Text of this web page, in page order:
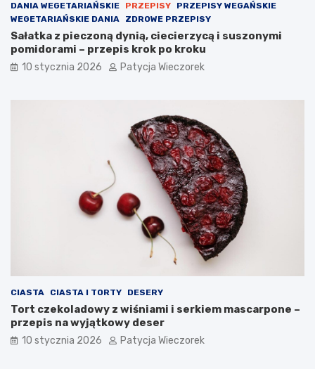
DANIA WEGETARIAŃSKIE PRZEPISY
PRZEPISY WEGAŃSKIE
WEGETARIAŃSKIE DANIA
ZDROWE PRZEPISY
Sałatka z pieczoną dynią, ciecierzycą i suszonymi
pomidorami – przepis krok po kroku
10 stycznia 2026 Patycja Wieczorek
CIASTA CIASTA I TORTY DESERY
Tort czekoladowy z wiśniami i serkiem mascarpone –
przepis na wyjątkowy deser
10 stycznia 2026 Patycja Wieczorek